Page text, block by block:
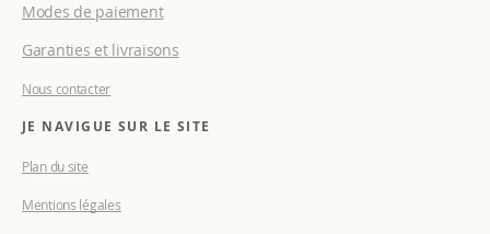
r
l
t
t
e
’
Modes de paiement
Garanties et livraisons
Nous contacter
JE NAVIGUE SUR LE SITE
Plan du site
Mentions légales